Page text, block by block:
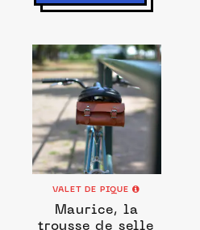
VALET DE PIQUE
Maurice, la
trousse de selle